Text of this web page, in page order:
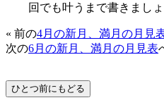
回でも叶うまで書きましょ
« 前の4月の新月、満月の月見
次の6月の新月、満月の月見表